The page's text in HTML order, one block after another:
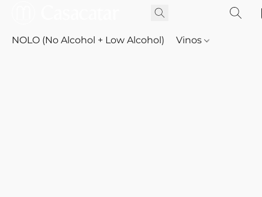
NOLO (No Alcohol + Low Alcohol) Vinos